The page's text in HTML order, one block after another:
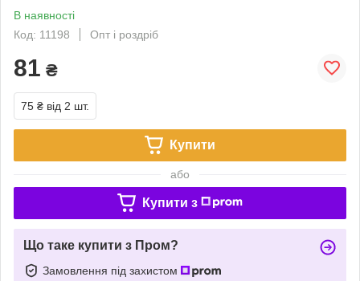
В наявності
Код: 11198
Опт і роздріб
81 ₴
75 ₴ від 2 шт.
Купити
або
Купити з
Що таке купити з Пром?
Замовлення під захистом